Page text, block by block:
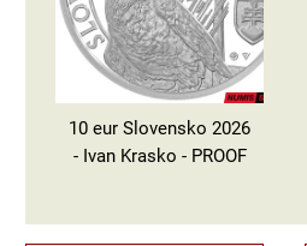
10 eur Slovensko 2026
- Ivan Krasko - PROOF